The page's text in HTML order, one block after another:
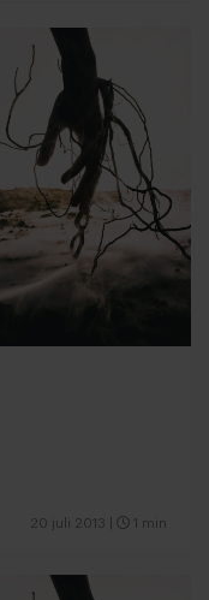
20 juli 2013 1 min